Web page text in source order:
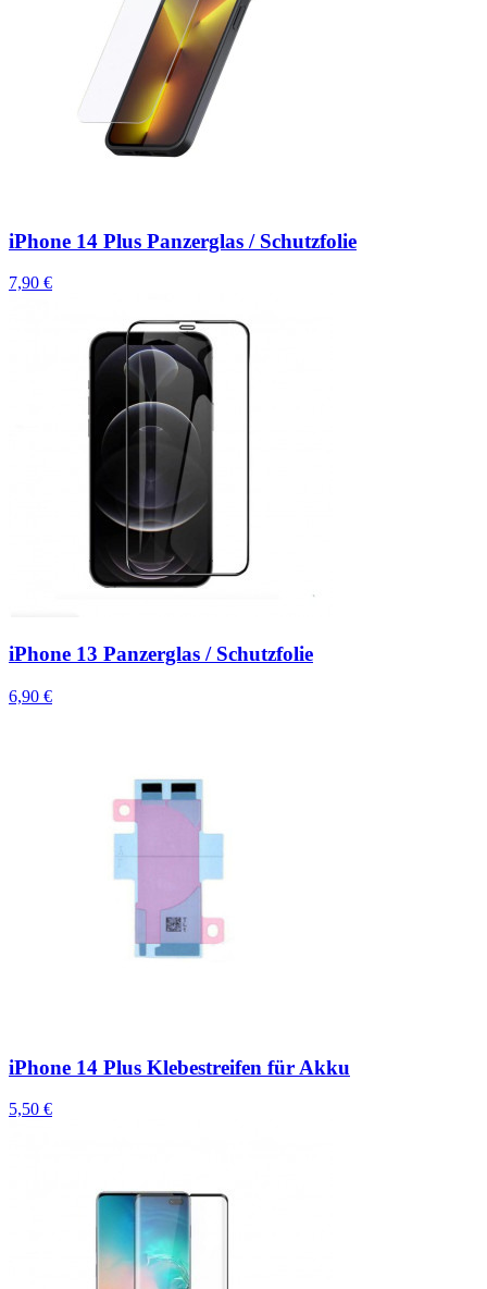
iPhone 14 Plus Panzerglas / Schutzfolie
7,90 €
iPhone 13 Panzerglas / Schutzfolie
6,90 €
iPhone 14 Plus Klebestreifen für Akku
5,50 €